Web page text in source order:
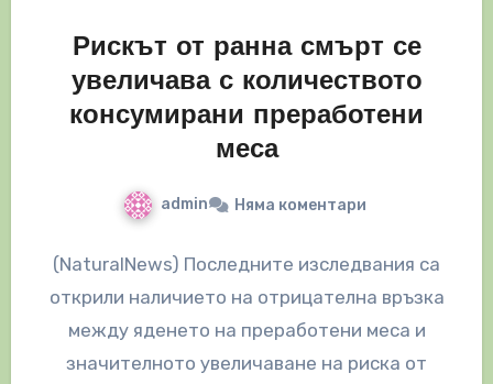
Рискът от ранна смърт се
увеличава с количеството
консумирани преработени
меса
admin Няма коментари
(NaturalNews) Последните изследвания са
открили наличието на отрицателна връзка
между яденето на преработени меса и
значителното увеличаване на риска от